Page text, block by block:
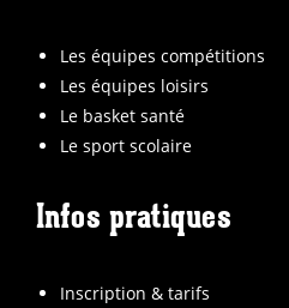
Les équipes compétitions
Les équipes loisirs
Le basket santé
Le sport scolaire
Infos pratiques
Inscription & tarifs